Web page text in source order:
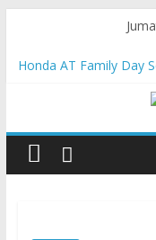
Honda AT Family Day
BI Atas Kepeduliannya
Mandalika 2026
Pengadaan Kapal